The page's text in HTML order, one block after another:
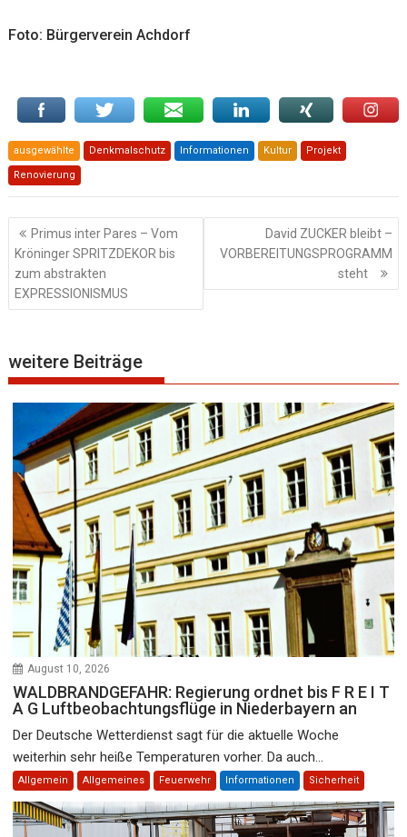
Foto: Bürgerverein Achdorf
ausgewählte Denkmalschutz Informationen Kultur Projekt
Renovierung
Beitragsnavigation
Primus inter Pares – Vom
Kröninger SPRITZDEKOR bis
zum abstrakten
EXPRESSIONISMUS
David ZUCKER bleibt –
VORBEREITUNGSPROGRAMM
steht
weitere Beiträge
August 10, 2026
WALDBRANDGEFAHR: Regierung ordnet bis F R E I T
A G Luftbeobachtungsflüge in Niederbayern an
Der Deutsche Wetterdienst sagt für die aktuelle Woche
weiterhin sehr heiße Temperaturen vorher. Da auch...
Allgemein Allgemeines Feuerwehr Informationen Sicherheit